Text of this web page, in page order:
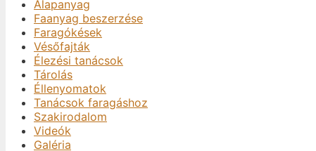
Alapanyag
Faanyag beszerzése
Faragókések
Vésőfajták
Élezési tanácsok
Tárolás
Éllenyomatok
Tanácsok faragáshoz
Szakirodalom
Videók
Galéria